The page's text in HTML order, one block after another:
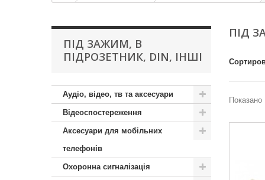
ПІД ЗАЖИМ, В
ПІДРОЗЕТНИК, DIN, ІНШІ
Аудіо, відео, тв та аксесуари
Відеоспостереження
Аксесуари для мобільних
телефонів
Охоронна сигналізація
ПІД